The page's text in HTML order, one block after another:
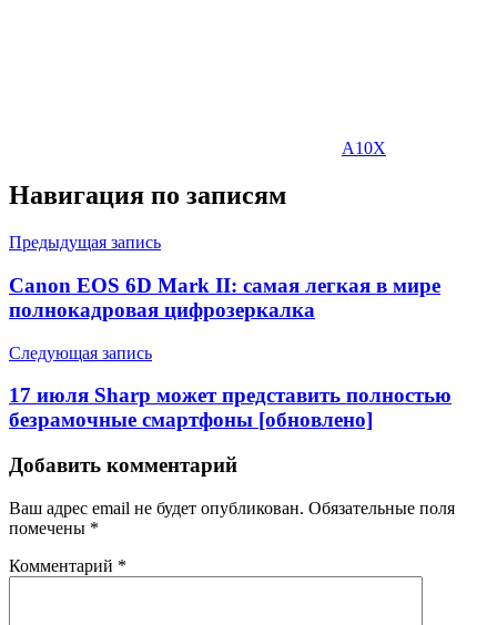
A10X
Навигация по записям
Предыдущая запись
Canon EOS 6D Mark II: самая легкая в мире
полнокадровая цифрозеркалка
Следующая запись
17 июля Sharp может представить полностью
безрамочные смартфоны [обновлено]
Добавить комментарий
Ваш адрес email не будет опубликован. Обязательные поля
помечены *
Комментарий *